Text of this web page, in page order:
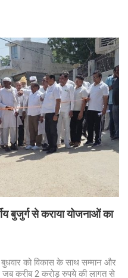
बुजुर्ग से कराया योजनाओं का
बुधवार को विकास के साथ सम्मान और
करीब 2 करोड़ रुपये की लागत से